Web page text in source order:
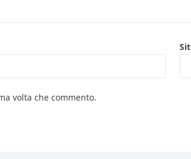
volta che commento.